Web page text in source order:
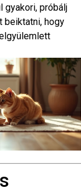
gyakori, próbálj
beiktatni, hogy